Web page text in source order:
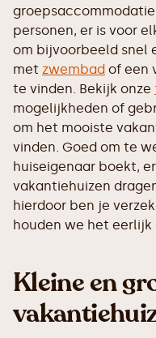
groepsaccommodatie
personen, er is voor
om bijvoorbeeld snel
met zwembad of een
te vinden. Bekijk onze
mogelijkheden of
om het mooiste
vinden. Goed om te
huiseigenaar boekt,
vakantiehuizen
hierdoor ben je
houden we het
Kleine en